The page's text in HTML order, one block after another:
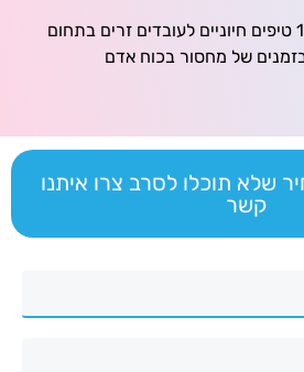
10 טיפים חיוניים לעובדים זרים בתחום
של מחסור בכוח אדם
שלא תוכלו לסרב צרו איתנו
קשר